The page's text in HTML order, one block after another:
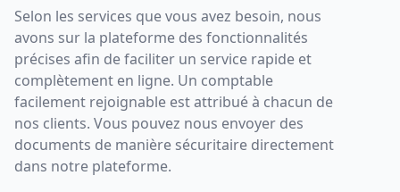
Selon les services que vous avez besoin, nous
avons sur la plateforme des fonctionnalités
précises afin de faciliter un service rapide et
complètement en ligne. Un comptable
facilement rejoignable est attribué à chacun de
nos clients. Vous pouvez nous envoyer des
documents de manière sécuritaire directement
dans notre plateforme.